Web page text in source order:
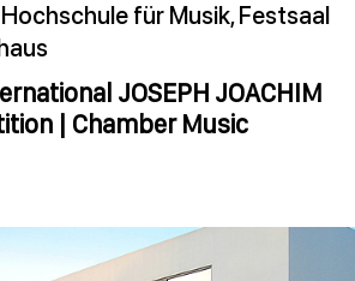
für Musik, Festsaal
JOSEPH JOACHIM
| Chamber Music